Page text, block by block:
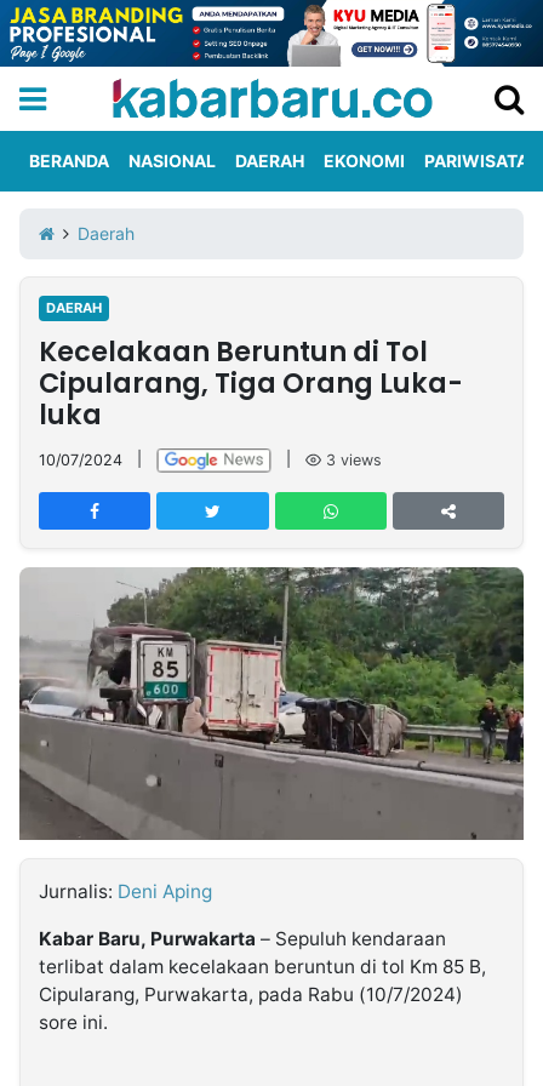
Iklan
Berita
Kami
Nasional
International
Olahraga
Entertainment
Daerah
Pariwisata
Kuliner
Kolom
Network
PT
TREETAN
INDONESIA
Partner
Insight
NTB
Suara
Time
Lens
IDN
Daily
Jogja
Jalan
Rakyat
Idealita
News
Kita
Notice
Dinamikapost.com
Radar
Baru
Seedbacklink
BERANDA NASIONAL DAERAH EKONOMI PARIWISATA
Daerah
DAERAH
Kecelakaan Beruntun di Tol
Cipularang, Tiga Orang Luka-
luka
10/07/2024 3 views
Jurnalis: Deni Aping
Kabar Baru, Purwakarta – Sepuluh kendaraan
terlibat dalam kecelakaan beruntun di tol Km 85 B,
Cipularang, Purwakarta, pada Rabu (10/7/2024)
sore ini.